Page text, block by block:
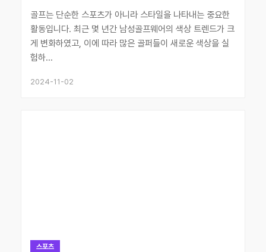
골프는 단순한 스포츠가 아니라 스타일을 나타내는 중요한
활동입니다. 최근 몇 년간 남성골프웨어의 색상 트렌드가 크
게 변화하였고, 이에 따라 많은 골퍼들이 새로운 색상을 실
험하...
2024-11-02
스포츠